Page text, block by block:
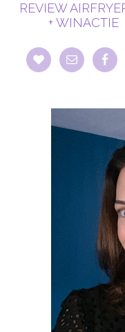
REVIEW
+ WINACTIE